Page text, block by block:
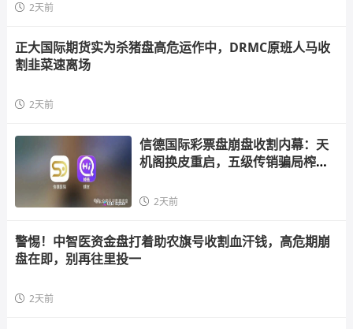
2天前
正大国际期货实为杀猪盘高危运作中，DRMC原班人马收
割韭菜速离场
2天前
信德国际彩票盘崩盘收割内幕：天
机阁换皮重启，五级传销骗局榨干
2天前
警惕！中智医资金盘打着助农旗号收割血汗钱，高危期崩
盘在即，别再往里投一
2天前